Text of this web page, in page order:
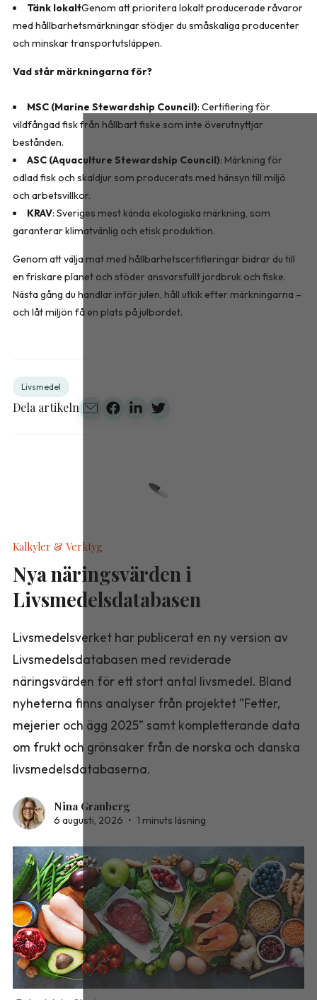
Tänk lokaltGenom att prioritera lokalt producerade råvaror
med hållbarhetsmärkningar stödjer du småskaliga producenter
och minskar transportutsläppen.
Vad står märkningarna för?
MSC (Marine Stewardship Council): Certifiering för
vildfångad fisk från hållbart fiske som inte överutnyttjar
bestånden.
ASC (Aquaculture Stewardship Council): Märkning för
odlad fisk och skaldjur som producerats med hänsyn till miljö
och arbetsvillkor.
KRAV: Sveriges mest kända ekologiska märkning, som
garanterar klimatvänlig och etisk produktion.
Genom att välja mat med hållbarhetscertifieringar bidrar du till
en friskare planet och stöder ansvarsfullt jordbruk och fiske.
Nästa gång du handlar inför julen, håll utkik efter märkningarna –
och låt miljön få en plats på julbordet.
Livsmedel
Dela artikeln
Kalkyler & Verktyg
Nya näringsvärden i
Livsmedelsdatabasen
Livsmedelsverket har publicerat en ny version av
Livsmedelsdatabasen med reviderade
näringsvärden för ett stort antal livsmedel. Bland
nyheterna finns analyser från projektet ”Fetter,
mejerier och ägg 2025” samt kompletterande data
om frukt och grönsaker från de norska och danska
livsmedelsdatabaserna.
Nina Granberg
6 augusti, 2026 • 1 minuts läsning